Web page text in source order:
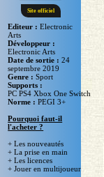
Site officiel
Editeur :Electronic
Arts
Développeur :
Electronic Arts
Date de sortie :24
septembre 2019
Genre :Sport
Supports :
PC PS4 Xbox One Switch
Norme :PEGI 3+
Pourquoi faut-il
l'acheter ?
+ Les nouveautés
+ La prise en main
+ Les licences
+ Jouer en multijoueur